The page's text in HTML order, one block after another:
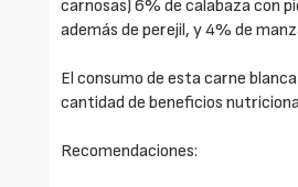
carnosas) 6% de calabaza con
además de perejil, y 4% de
El consumo de esta carne
cantidad de beneficios
Recomendaciones: